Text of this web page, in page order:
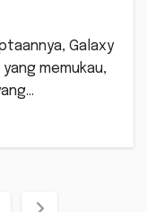
Galaxy
memukau,